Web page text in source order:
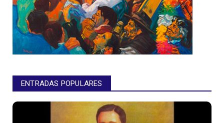
ENTRADAS POPULARES